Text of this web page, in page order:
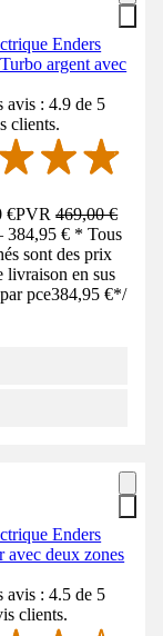
Enders
argent avec
avis : 4.9 de 5
clients.
€PVR469,00 €
€ * Tous
sont des prix
livraison en sus
pce384,95 €*/
Enders
avec deux zones
avis : 4.5 de 5
clients.